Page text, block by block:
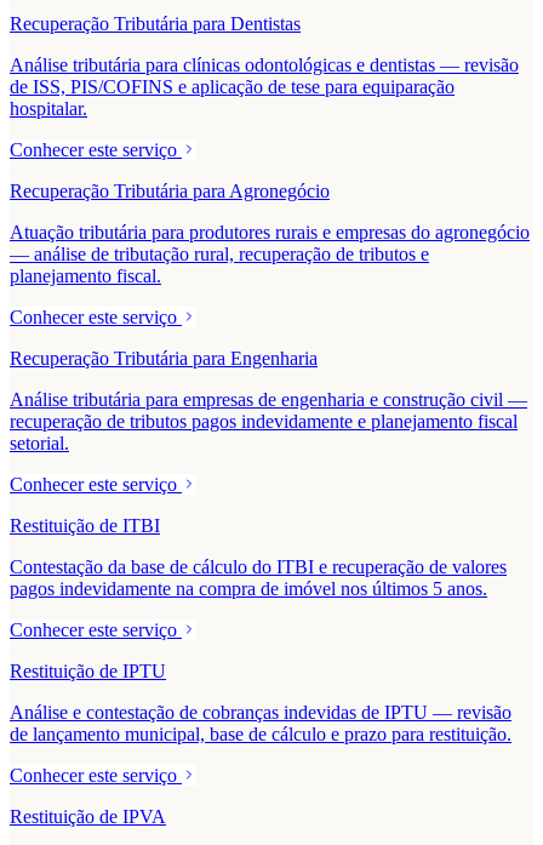
Recuperação Tributária para Dentistas
Análise tributária para clínicas odontológicas e dentistas — revisão
de ISS, PIS/COFINS e aplicação de tese para equiparação
hospitalar.
Conhecer este serviço
Recuperação Tributária para Agronegócio
Atuação tributária para produtores rurais e empresas do agronegócio
— análise de tributação rural, recuperação de tributos e
planejamento fiscal.
Conhecer este serviço
Recuperação Tributária para Engenharia
Análise tributária para empresas de engenharia e construção civil —
recuperação de tributos pagos indevidamente e planejamento fiscal
setorial.
Conhecer este serviço
Restituição de ITBI
Contestação da base de cálculo do ITBI e recuperação de valores
pagos indevidamente na compra de imóvel nos últimos 5 anos.
Conhecer este serviço
Restituição de IPTU
Análise e contestação de cobranças indevidas de IPTU — revisão
de lançamento municipal, base de cálculo e prazo para restituição.
Conhecer este serviço
Restituição de IPVA